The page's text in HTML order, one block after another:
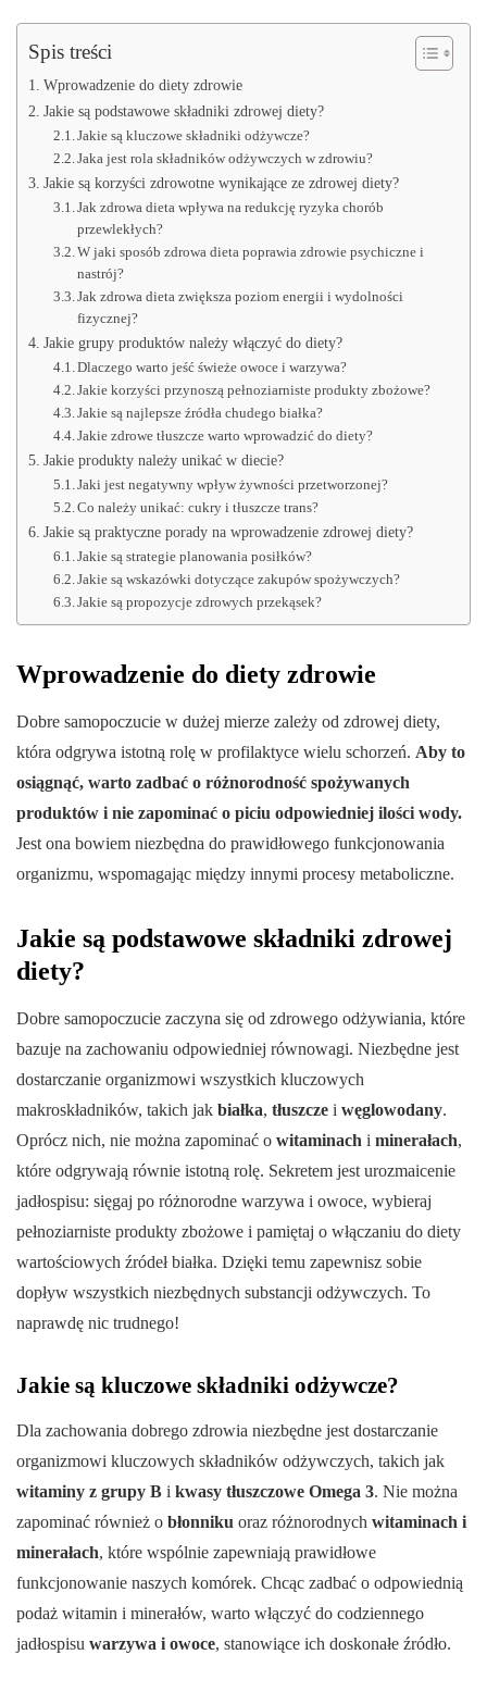
Spis treści
Wprowadzenie do diety zdrowie
Jakie są podstawowe składniki zdrowej diety?
Jakie są kluczowe składniki odżywcze?
Jaka jest rola składników odżywczych w zdrowiu?
Jakie są korzyści zdrowotne wynikające ze zdrowej diety?
Jak zdrowa dieta wpływa na redukcję ryzyka chorób
przewlekłych?
W jaki sposób zdrowa dieta poprawia zdrowie psychiczne i
nastrój?
Jak zdrowa dieta zwiększa poziom energii i wydolności
fizycznej?
Jakie grupy produktów należy włączyć do diety?
Dlaczego warto jeść świeże owoce i warzywa?
Jakie korzyści przynoszą pełnoziarniste produkty zbożowe?
Jakie są najlepsze źródła chudego białka?
Jakie zdrowe tłuszcze warto wprowadzić do diety?
Jakie produkty należy unikać w diecie?
Jaki jest negatywny wpływ żywności przetworzonej?
Co należy unikać: cukry i tłuszcze trans?
Jakie są praktyczne porady na wprowadzenie zdrowej diety?
Jakie są strategie planowania posiłków?
Jakie są wskazówki dotyczące zakupów spożywczych?
Jakie są propozycje zdrowych przekąsek?
Wprowadzenie do diety zdrowie
Dobre samopoczucie w dużej mierze zależy od zdrowej diety,
która odgrywa istotną rolę w profilaktyce wielu schorzeń. Aby to
osiągnąć, warto zadbać o różnorodność spożywanych
produktów i nie zapominać o piciu odpowiedniej ilości wody.
Jest ona bowiem niezbędna do prawidłowego funkcjonowania
organizmu, wspomagając między innymi procesy metaboliczne.
Jakie są podstawowe składniki zdrowej
diety?
Dobre samopoczucie zaczyna się od zdrowego odżywiania, które
bazuje na zachowaniu odpowiedniej równowagi. Niezbędne jest
dostarczanie organizmowi wszystkich kluczowych
makroskładników, takich jak białka, tłuszcze i węglowodany.
Oprócz nich, nie można zapominać o witaminach i minerałach,
które odgrywają równie istotną rolę. Sekretem jest urozmaicenie
jadłospisu: sięgaj po różnorodne warzywa i owoce, wybieraj
pełnoziarniste produkty zbożowe i pamiętaj o włączaniu do diety
wartościowych źródeł białka. Dzięki temu zapewnisz sobie
dopływ wszystkich niezbędnych substancji odżywczych. To
naprawdę nic trudnego!
Jakie są kluczowe składniki odżywcze?
Dla zachowania dobrego zdrowia niezbędne jest dostarczanie
organizmowi kluczowych składników odżywczych, takich jak
witaminy z grupy B i kwasy tłuszczowe Omega 3. Nie można
zapominać również o błonniku oraz różnorodnych witaminach i
minerałach, które wspólnie zapewniają prawidłowe
funkcjonowanie naszych komórek. Chcąc zadbać o odpowiednią
podaż witamin i minerałów, warto włączyć do codziennego
jadłospisu warzywa i owoce, stanowiące ich doskonałe źródło.